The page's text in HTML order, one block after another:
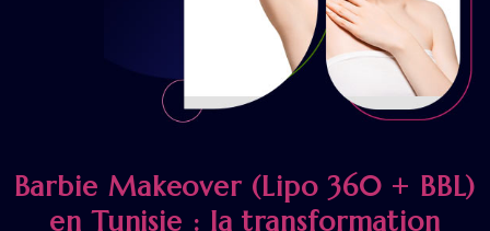
Barbie Makeover (Lipo 360 + BBL)
en Tunisie : la transformation